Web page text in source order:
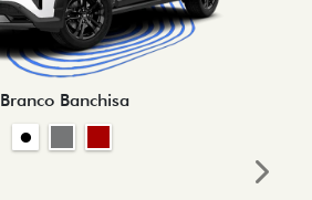
Branco Banchisa
Next